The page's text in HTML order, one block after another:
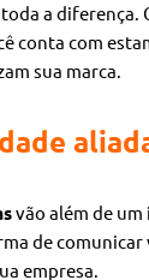
a diferença.
conta com
sua marca.
vão além de
de
empresa.